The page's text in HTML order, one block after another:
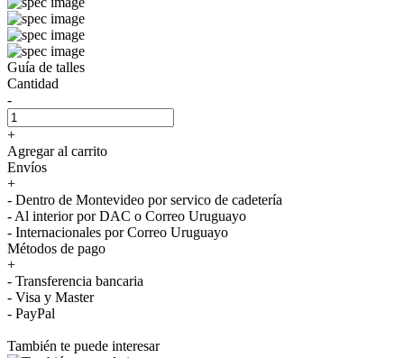
Guía de talles
Cantidad
-
+
Agregar al carrito
Envíos
+
- Dentro de Montevideo por servico de cadetería
- Al interior por DAC o Correo Uruguayo
- Internacionales por Correo Uruguayo
Métodos de pago
+
- Transferencia bancaria
- Visa y Master
- PayPal
También te puede interesar